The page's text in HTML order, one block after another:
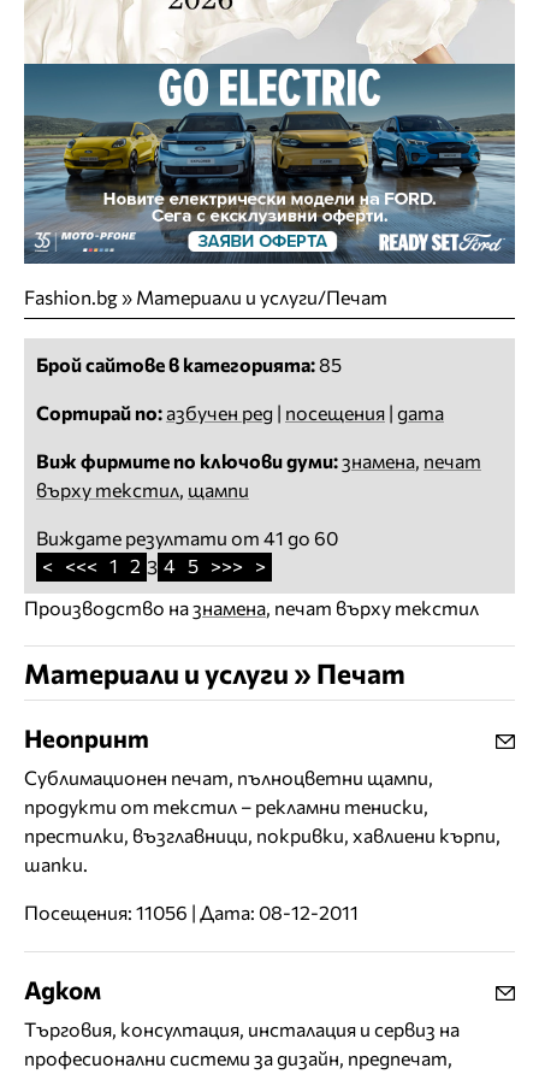
Fashion.bg» Материали и услуги/Печат
Брой сайтове в категорията:85
Сортирай по: азбучен ред | посещения | дата
Виж фирмите по ключови думи:знамена, печат
върху текстил, щампи
Виждате резултати от 41 до 60
< <<< 1 2 3 4 5 >>>
>
Производство назнамена, печат върху текстил
Материали и услуги » Печат
Неопринт
Сублимационен печат, пълноцветни щампи,
продукти от текстил – рекламни тениски,
престилки, възглавници, покривки, хавлиени кърпи,
шапки.
Посещения: 11056 | Дата: 08-12-2011
Адком
Tърговия, консултация, инсталация и сервиз на
професионални системи за дизайн, предпечат,